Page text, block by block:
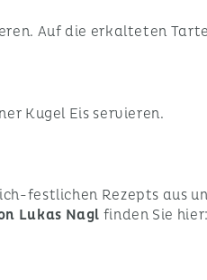
Auf die erkalteten
Kugel Eis servieren.
festlichen Rezepts aus
Lukas Nagl finden Sie hier: